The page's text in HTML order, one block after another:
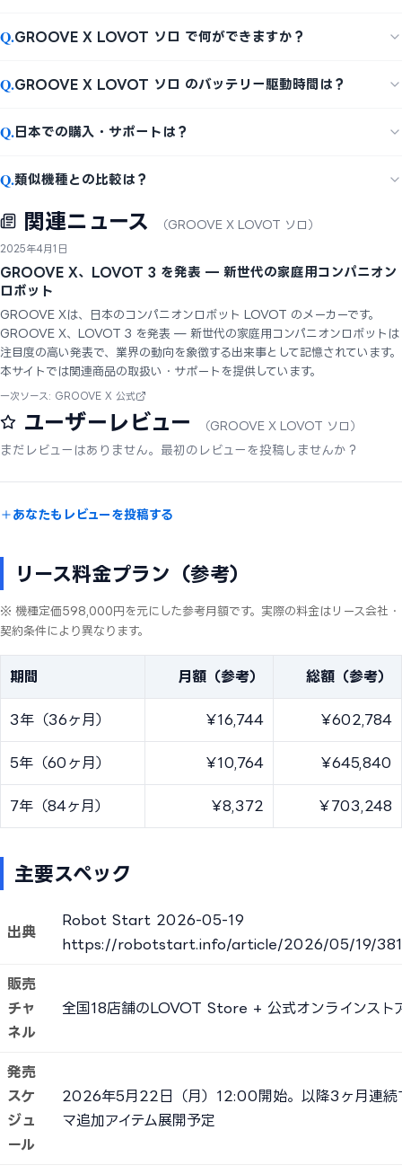
Q.GROOVE X LOVOT ソロ で何ができますか？
Q.GROOVE X LOVOT ソロ のバッテリー駆動時間は？
Q.日本での購入・サポートは？
Q.類似機種との比較は？
関連ニュース （GROOVE X LOVOT ソロ）
2025年4月1日
GROOVE X、LOVOT 3 を発表 — 新世代の家庭用コンパニオン
ロボット
GROOVE Xは、日本のコンパニオンロボット LOVOT のメーカーです。
GROOVE X、LOVOT 3 を発表 — 新世代の家庭用コンパニオンロボットは
注目度の高い発表で、業界の動向を象徴する出来事として記憶されています。
本サイトでは関連商品の取扱い・サポートを提供しています。
一次ソース: GROOVE X 公式
ユーザーレビュー （GROOVE X LOVOT ソロ）
まだレビューはありません。最初のレビューを投稿しませんか？
あなたもレビューを投稿する
リース料金プラン（参考）
※ 機種定価598,000円を元にした参考月額です。実際の料金はリース会社・
契約条件により異なります。
期間 月額（参考） 総額（参考）
3年（36ヶ月） ¥16,744 ¥602,784
5年（60ヶ月） ¥10,764 ¥645,840
7年（84ヶ月） ¥8,372 ¥703,248
主要スペック
出典
Robot Start 2026-05-19
https://robotstart.info/article/2026/05/19/
販売
チャ
ネル
全国18店舗のLOVOT Store + 公式オンラインスト
発売
スケ
ジュ
ール
2026年5月22日（月）12:00開始。以降3ヶ月連続
マ追加アイテム展開予定